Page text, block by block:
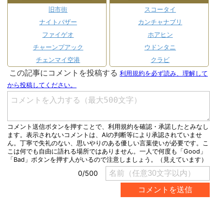
旧市街
ナイトバザー
ファイゲオ
チャーンプアック
チェンマイ空港
スコータイ
カンチャナブリ
ホアヒン
ウドンタニ
クラビ